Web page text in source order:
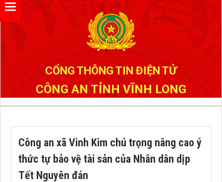
CỔNG THÔNG TIN ĐIỆN TỬ
CÔNG AN TỈNH VĨNH LONG
Công an xã Vinh Kim chú trọng nâng cao ý
thức tự bảo vệ tài sản của Nhân dân dịp
Tết Nguyên đán